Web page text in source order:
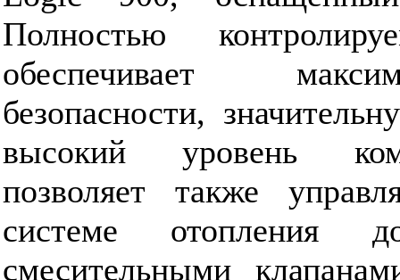
Полностью
обеспечивает
безопасности,
высокий уровень
позволяет также
системе отопления
смесительными